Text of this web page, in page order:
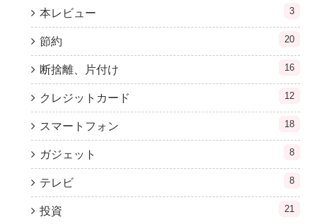
本レビュー 3
節約 20
断捨離、片付け 16
クレジットカード 12
スマートフォン 18
ガジェット 8
テレビ 8
投資 21